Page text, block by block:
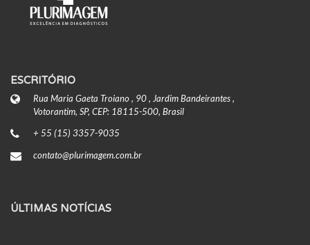
ESCRITÓRIO
Rua Maria Gaeta Troiano , 90 , Jardim Bandeirantes ,
Votorantim, SP, CEP: 18115-500, Brasil
+ 55 (15) 3357-9035
contato@plurimagem.com.br
ÚLTIMAS NOTÍCIAS